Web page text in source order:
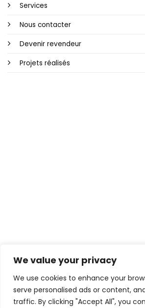
We value your privacy
We use cookies to enhance your
serve personalised ads or content,
traffic. By clicking "Accept All", you
Services
Nous contacter
Devenir revendeur
Projets réalisés
© 2026 ISL TECHS